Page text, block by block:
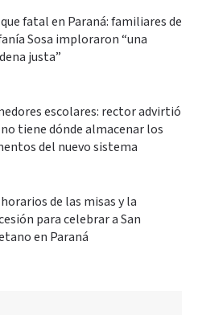
fatal en Paraná: familiares de
Sosa imploraron “una
justa”
escolares: rector advirtió
tiene dónde almacenar los
del nuevo sistema
de las misas y la
para celebrar a San
en Paraná